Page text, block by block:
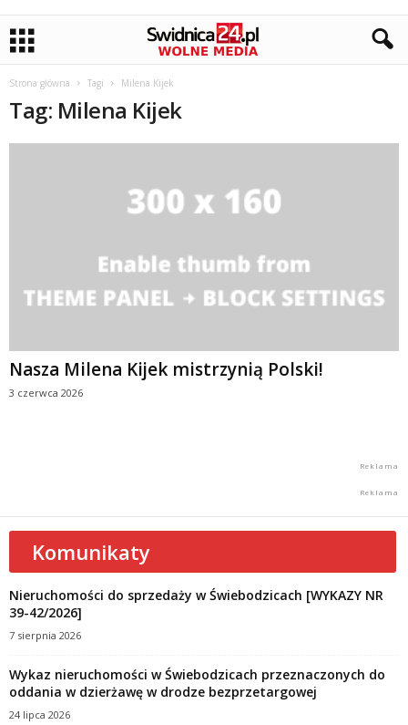
Strona główna Tagi Milena Kijek
Tag: Milena Kijek
Nasza Milena Kijek mistrzynią Polski!
3 czerwca 2026
Komunikaty
Nieruchomości do sprzedaży w Świebodzicach [WYKAZY NR
39-42/2026]
7 sierpnia 2026
Wykaz nieruchomości w Świebodzicach przeznaczonych do
oddania w dzierżawę w drodze bezprzetargowej
24 lipca 2026